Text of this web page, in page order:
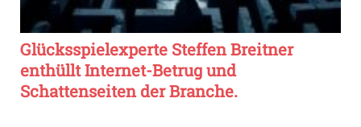
Glücksspielexperte Steffen Breitner
enthüllt Internet-Betrug und
Schattenseiten der Branche.